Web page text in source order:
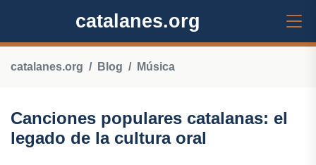
catalanes.org
catalanes.org Blog Música
Canciones populares catalanas: el
legado de la cultura oral